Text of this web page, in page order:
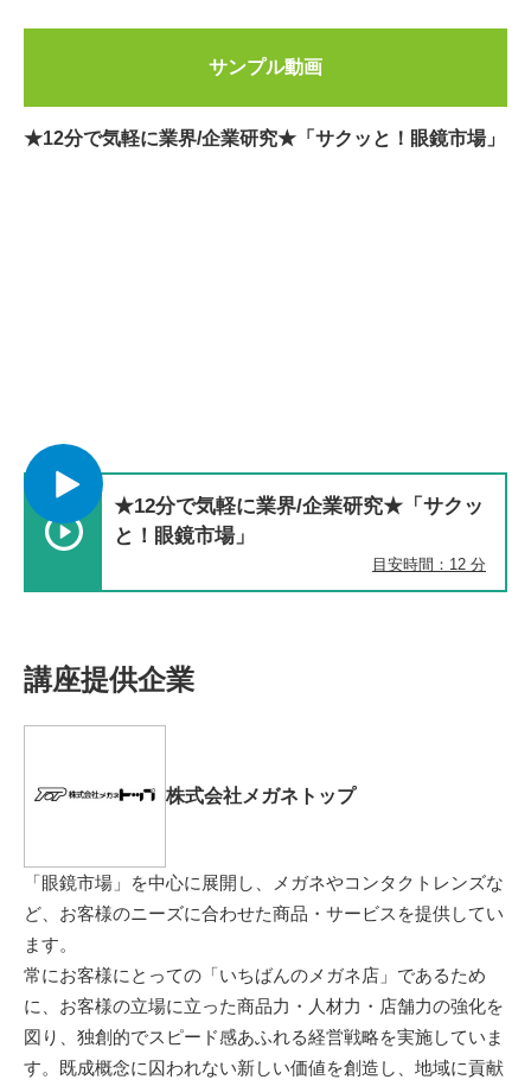
★12分で気軽に業界/企業研究★「サクッ
と！眼鏡市場」
目安時間：12 分
サンプル動画
★12分で気軽に業界/企業研究★「サクッと！眼鏡市場」
講座提供企業
株式会社メガネトップ
「眼鏡市場」を中心に展開し、メガネやコンタクトレンズな
ど、お客様のニーズに合わせた商品・サービスを提供してい
ます。
常にお客様にとっての「いちばんのメガネ店」であるため
に、お客様の立場に立った商品力・人材力・店舗力の強化を
図り、独創的でスピード感あふれる経営戦略を実施していま
す。既成概念に囚われない新しい価値を創造し、地域に貢献